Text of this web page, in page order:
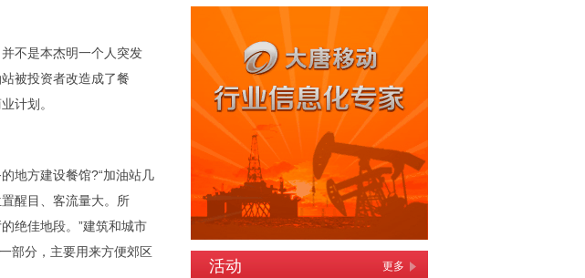
不是本杰明一个人突发
被投资者改造成了餐
计划。
方建设餐馆?“加油站几
醒目、客流量大。所
绝佳地段。”建筑和城市
部分，主要用来方便郊区
活动 更多